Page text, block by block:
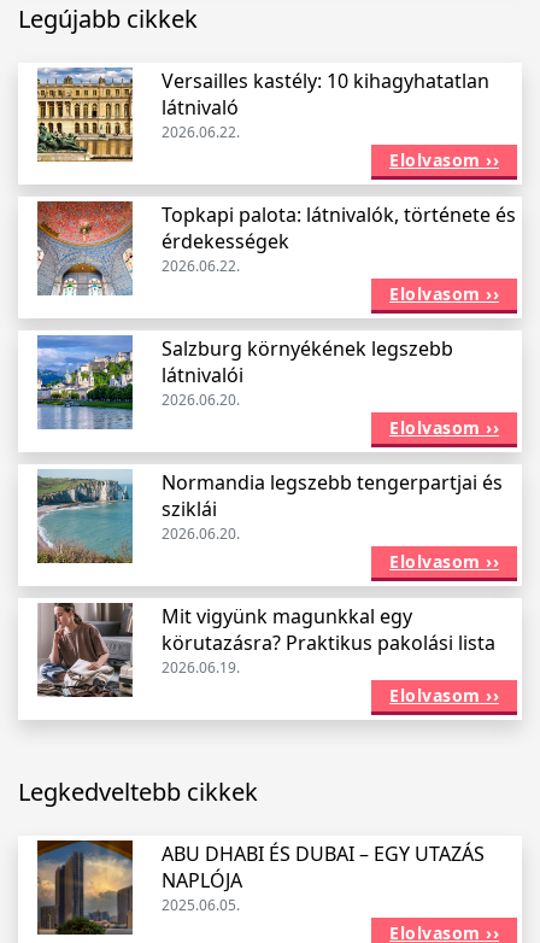
Legújabb cikkek
Versailles kastély: 10 kihagyhatatlan
látnivaló
2026.06.22.
Elolvasom ››
Topkapi palota: látnivalók, története és
érdekességek
2026.06.22.
Elolvasom ››
Salzburg környékének legszebb
látnivalói
2026.06.20.
Elolvasom ››
Normandia legszebb tengerpartjai és
sziklái
2026.06.20.
Elolvasom ››
Mit vigyünk magunkkal egy
körutazásra? Praktikus pakolási lista
2026.06.19.
Elolvasom ››
Legkedveltebb cikkek
ABU DHABI ÉS DUBAI – EGY UTAZÁS
NAPLÓJA
2025.06.05.
Elolvasom ››